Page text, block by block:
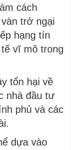
cách
trở ngại
hạng tín
vĩ mô trong
tổn hại về
nhà đầu tư
phủ và các
dựa vào